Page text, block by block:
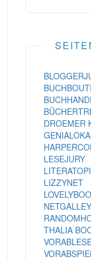
DROEMER
LESEJURY
LIZZYNET
NETGALLEY
THALIA